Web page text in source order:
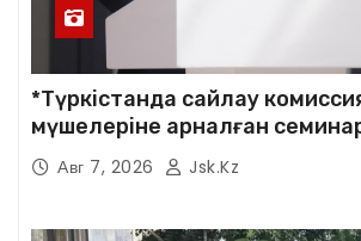
*Түркістанда сайлау
мүшелеріне арналған семинар
Авг 7, 2026 Jsk.kz